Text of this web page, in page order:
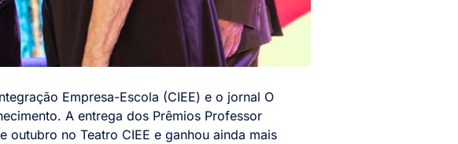
Empresa-Escola (CIEE) e o jornal O
A entrega dos Prêmios Professor
outubro no Teatro CIEE e ganhou ainda mais